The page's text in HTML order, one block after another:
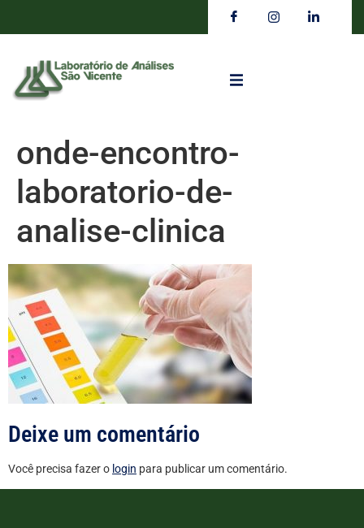
onde-encontro-
laboratorio-de-
analise-clinica
Deixe um comentário
Você precisa fazer o login para publicar um comentário.